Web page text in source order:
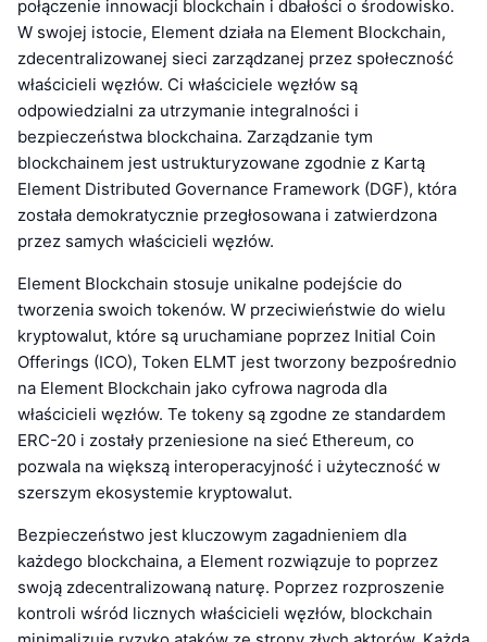
połączenie innowacji blockchain i dbałości o środowisko.
W swojej istocie, Element działa na Element Blockchain,
zdecentralizowanej sieci zarządzanej przez społeczność
właścicieli węzłów. Ci właściciele węzłów są
odpowiedzialni za utrzymanie integralności i
bezpieczeństwa blockchaina. Zarządzanie tym
blockchainem jest ustrukturyzowane zgodnie z Kartą
Element Distributed Governance Framework (DGF), która
została demokratycznie przegłosowana i zatwierdzona
przez samych właścicieli węzłów.
Element Blockchain stosuje unikalne podejście do
tworzenia swoich tokenów. W przeciwieństwie do wielu
kryptowalut, które są uruchamiane poprzez Initial Coin
Offerings (ICO), Token ELMT jest tworzony bezpośrednio
na Element Blockchain jako cyfrowa nagroda dla
właścicieli węzłów. Te tokeny są zgodne ze standardem
ERC-20 i zostały przeniesione na sieć Ethereum, co
pozwala na większą interoperacyjność i użyteczność w
szerszym ekosystemie kryptowalut.
Bezpieczeństwo jest kluczowym zagadnieniem dla
każdego blockchaina, a Element rozwiązuje to poprzez
swoją zdecentralizowaną naturę. Poprzez rozproszenie
kontroli wśród licznych właścicieli węzłów, blockchain